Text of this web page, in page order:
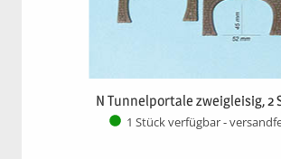
N Tunnelportale zweigleisig, 2
1 Stück verfügbar -